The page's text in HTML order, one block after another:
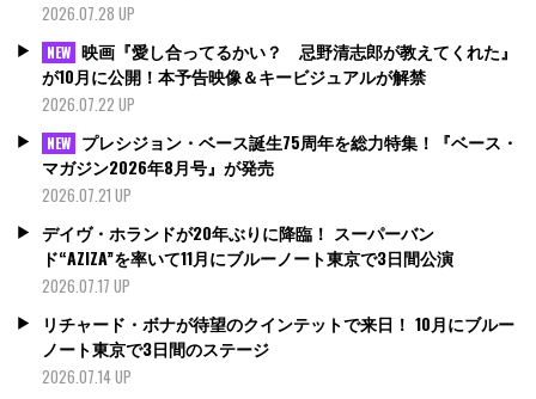
2026.07.28 UP
NEW 映画『愛し合ってるかい？ 忌野清志郎が教えてくれた』
が10月に公開！本予告映像＆キービジュアルが解禁
2026.07.22 UP
NEW プレシジョン・ベース誕生75周年を総力特集！『ベース・
マガジン2026年8月号』が発売
2026.07.21 UP
デイヴ・ホランドが20年ぶりに降臨！ スーパーバン
ド“AZIZA”を率いて11月にブルーノート東京で3日間公演
2026.07.17 UP
リチャード・ボナが待望のクインテットで来日！ 10月にブルー
ノート東京で3日間のステージ
2026.07.14 UP